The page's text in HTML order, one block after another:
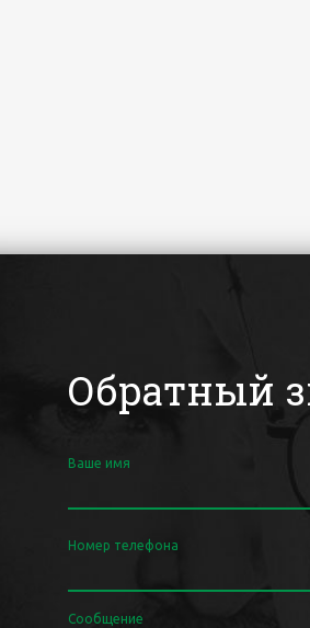
Обратный
Ваше имя
Номер телефона
Сообщение